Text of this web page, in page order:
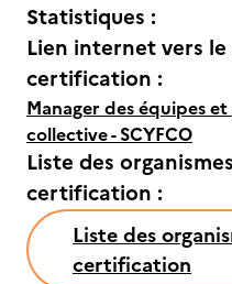
Statistiques :
Lien internet vers
certification :
Manager des équipes
collective - SCYFCO
Liste des
certification :
Liste des
certification